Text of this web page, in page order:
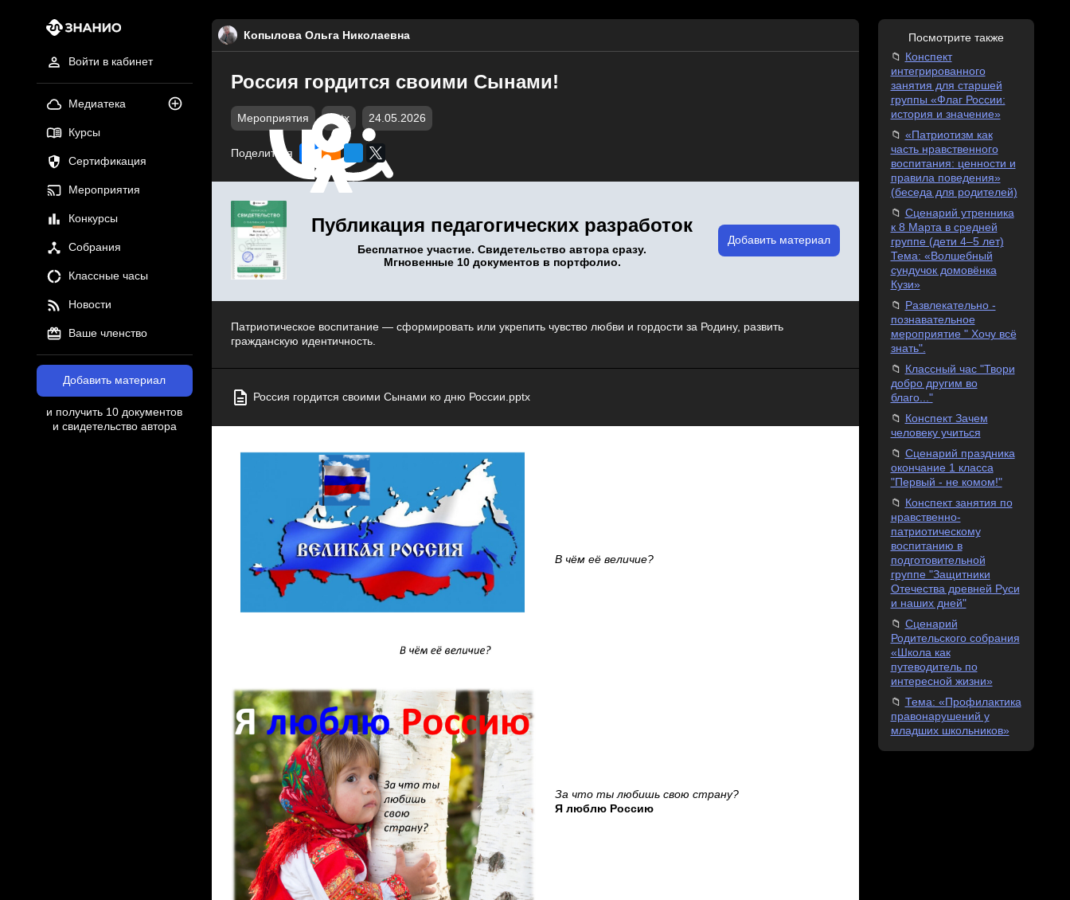
Войти в кабинет
Медиатека
Курсы
Сертификация
Мероприятия
Конкурсы
Собрания
Классные часы
Новости
Ваше членство
Добавить материал
и получить 10 документов
и свидетельство автора
Копылова Ольга Николаевна
Россия гордится своими Сынами!
Мероприятия pptx 24.05.2026
Поделиться
Публикация педагогических разработок
Бесплатное участие. Свидетельство автора сразу.
Мгновенные 10 документов в портфолио.
Добавить материал
Патриотическое воспитание — сформировать или укрепить чувство любви и гордости за Родину, развить
гражданскую идентичность.
Россия гордится своими Сынами ко дню России.pptx
В чём её величие?
За что ты любишь свою страну?
Я люблю Россию
Посмотрите также
Конспект
интегрированного
занятия для старшей
группы «Флаг России:
история и значение»
«Патриотизм как
часть нравственного
воспитания: ценности и
правила поведения»
(беседа для родителей)
Сценарий утренника
к 8 Марта в средней
группе (дети 4–5 лет)
Тема: «Волшебный
сундучок домовёнка
Кузи»
Развлекательно -
познавательное
мероприятие " Хочу всё
знать".
Классный час "Твори
добро другим во
благо..."
Конспект Зачем
человеку учиться
Сценарий праздника
окончание 1 класса
"Первый - не комом!"
Конспект занятия по
нравственно-
патриотическому
воспитанию в
подготовительной
группе "Защитники
Отечества древней Руси
и наших дней"
Сценарий
Родительского собрания
«Школа как
путеводитель по
интересной жизни»
Тема: «Профилактика
правонарушений у
младших школьников»